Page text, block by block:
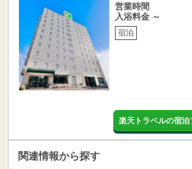
営業時間
入浴料金 ～
宿泊
楽天トラベルの宿泊
関連情報から探す